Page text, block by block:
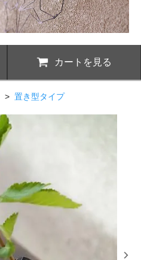
カートを見る
> 置き型タイプ